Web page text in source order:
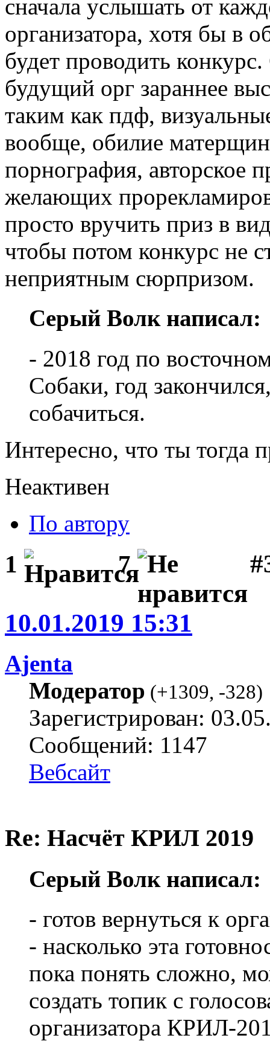
сначала услышать от
организатора, хотя бы в
будет проводить
будущий орг зараннее
таким как пдф,
вообще, обилие
порнография, авторское
желающих
просто вручить приз в
чтобы потом конкурс не
неприятным сюрпризом.
Серый Волк написал:
- 2018 год по
Собаки, год
собачиться.
Интересно, что ты тогда
Неактивен
По автору
1 7
10.01.2019 15:31
Ajenta
Модератор (+1309, -328)
Зарегистрирован:
Сообщений: 1147
Вебсайт
Re: Насчёт КРИЛ 2019
Серый Волк написал:
- готов вернуться к
- насколько эта
пока понять сложно,
создать топик с
организатора КРИЛ-